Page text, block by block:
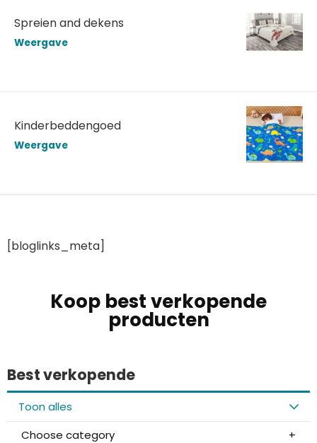
Spreien and dekens
Weergave
Kinderbeddengoed
Weergave
[bloglinks_meta]
Koop best verkopende
producten
Best verkopende
Toon alles
Choose category